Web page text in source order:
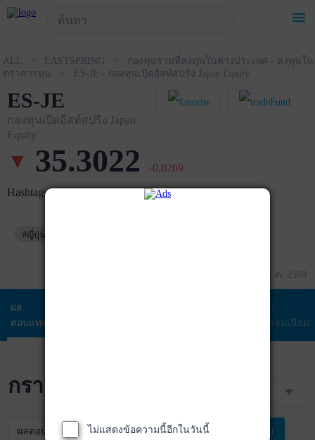
menu
ALL > EASTSPRING > กองทุนรวมที่ลงทุนในต่างประเทศ - ลงทุนใน
ตราสารทุน > ES-JE - กองทุนเปิดอีสท์สปริง Japan Equity
ES-JE
กองทุนเปิดอีสท์สปริง Japan
Equity
▼ 35.3022 -0.0269
Hashtags
#ญี่ปุ่น
ข้อมูล ณ วันที่ 07 ส.ค. 2569
ผล
ตอบแทน
ค่า
ธรรมเนียม
กราฟราคา NAV
ผลตอบแทน NAV เปรียบเทียบ
!-- Start Advertise -->
ไม่แสดงข้อความนี้อีกในวันนี้